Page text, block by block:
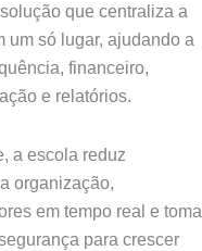
que centraliza a
um só lugar, ajudando a
financeiro,
e relatórios.
a escola reduz
organização,
em tempo real e toma
para crescer